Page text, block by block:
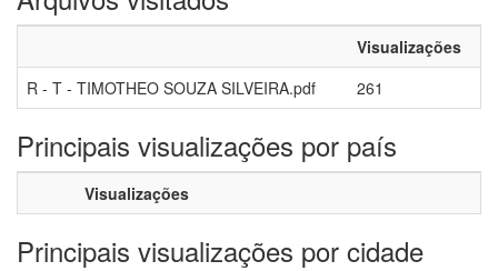
Visualizações
R - T - TIMOTHEO SOUZA SILVEIRA.pdf
261
Principais visualizações por país
Visualizações
Principais visualizações por cidade